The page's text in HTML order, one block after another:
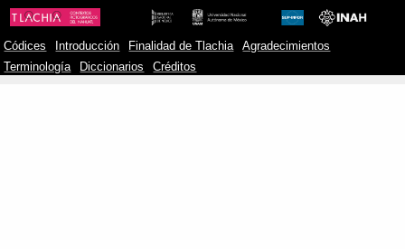
Códices Introducción Finalidad de Tlachia
Agradecimientos
Terminología
Diccionarios Créditos